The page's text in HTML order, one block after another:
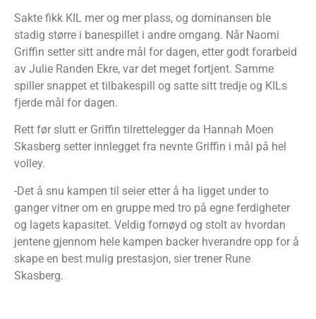
Sakte fikk KIL mer og mer plass, og dominansen ble
stadig større i banespillet i andre omgang. Når Naomi
Griffin setter sitt andre mål for dagen, etter godt forarbeid
av Julie Randen Ekre, var det meget fortjent. Samme
spiller snappet et tilbakespill og satte sitt tredje og KILs
fjerde mål for dagen.
Rett før slutt er Griffin tilrettelegger da Hannah Moen
Skasberg setter innlegget fra nevnte Griffin i mål på hel
volley.
-Det å snu kampen til seier etter å ha ligget under to
ganger vitner om en gruppe med tro på egne ferdigheter
og lagets kapasitet. Veldig fornøyd og stolt av hvordan
jentene gjennom hele kampen backer hverandre opp for å
skape en best mulig prestasjon, sier trener Rune
Skasberg.